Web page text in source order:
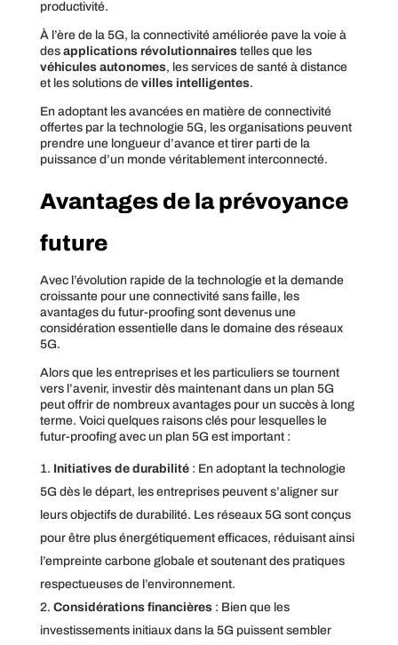
productivité.
À l’ère de la 5G, la connectivité améliorée pave la voie à
des applications révolutionnairestelles que les
véhicules autonomes, les services de santé à distance
et les solutions de villes intelligentes.
En adoptant les avancées en matière de connectivité
offertes par la technologie 5G, les organisations peuvent
prendre une longueur d’avance et tirer parti de la
puissance d’un monde véritablement interconnecté.
Avantages de la prévoyance
future
Avec l’évolution rapide de la technologie et la demande
croissante pour une connectivité sans faille, les
avantages du futur-proofing sont devenus une
considération essentielle dans le domaine des réseaux
5G.
Alors que les entreprises et les particuliers se tournent
vers l’avenir, investir dès maintenant dans un plan 5G
peut offrir de nombreux avantages pour un succès à long
terme. Voici quelques raisons clés pour lesquelles le
futur-proofing avec un plan 5G est important :
Initiatives de durabilité : En adoptant la technologie
5G dès le départ, les entreprises peuvent s’aligner sur
leurs objectifs de durabilité. Les réseaux 5G sont conçus
pour être plus énergétiquement efficaces, réduisant ainsi
l’empreinte carbone globale et soutenant des pratiques
respectueuses de l’environnement.
Considérations financières : Bien que les
investissements initiaux dans la 5G puissent sembler